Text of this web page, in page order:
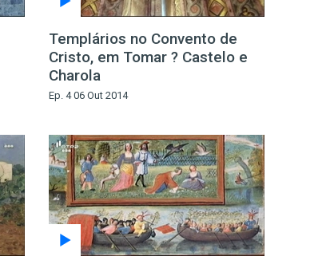
Templários no Convento de
Cristo, em Tomar ? Castelo e
Charola
Ep. 4 06 Out 2014